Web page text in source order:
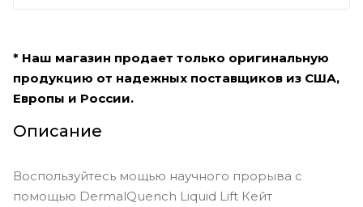
* Наш магазин продает только оригинальную
продукцию от надежных поставщиков из США,
Европы и России.
Описание
Воспользуйтесь мощью научного прорыва с
помощью DermalQuench Liquid Lift Кейт